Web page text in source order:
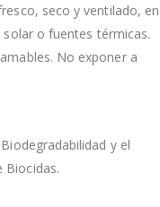
seco y ventilado,
o fuentes térmicas.
No exponer a
y el
Biocidas.